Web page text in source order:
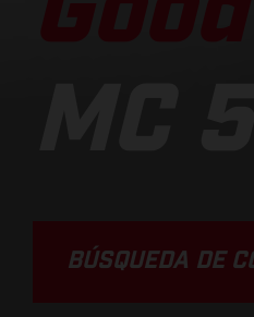
BÚSQUEDA DE